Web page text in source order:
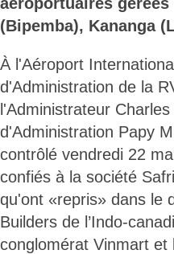
(Bipemba), Kananga
À l'Aéroport
d'Administration de la
l'Administrateur
d'Administration Papy
contrôlé vendredi 22
confiés à la société
qu'ont «repris» dans le
Builders de l’Indo-
conglomérat Vinmart